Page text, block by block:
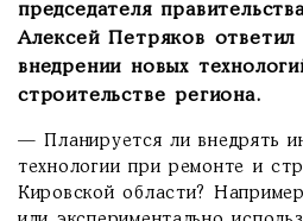
председателя
Алексей Петряков
внедрении новых
строительстве региона.
— Планируется ли внедрять
технологии при ремонте и
Кировской области?